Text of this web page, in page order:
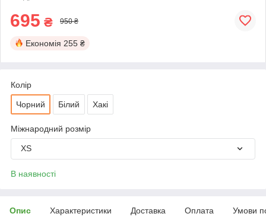
695 ₴ 950 ₴
Економія 255 ₴
Колір
Чорний Білий Хакі
Міжнародний розмір
XS
В наявності
Опис Характеристики Доставка Оплата Умови